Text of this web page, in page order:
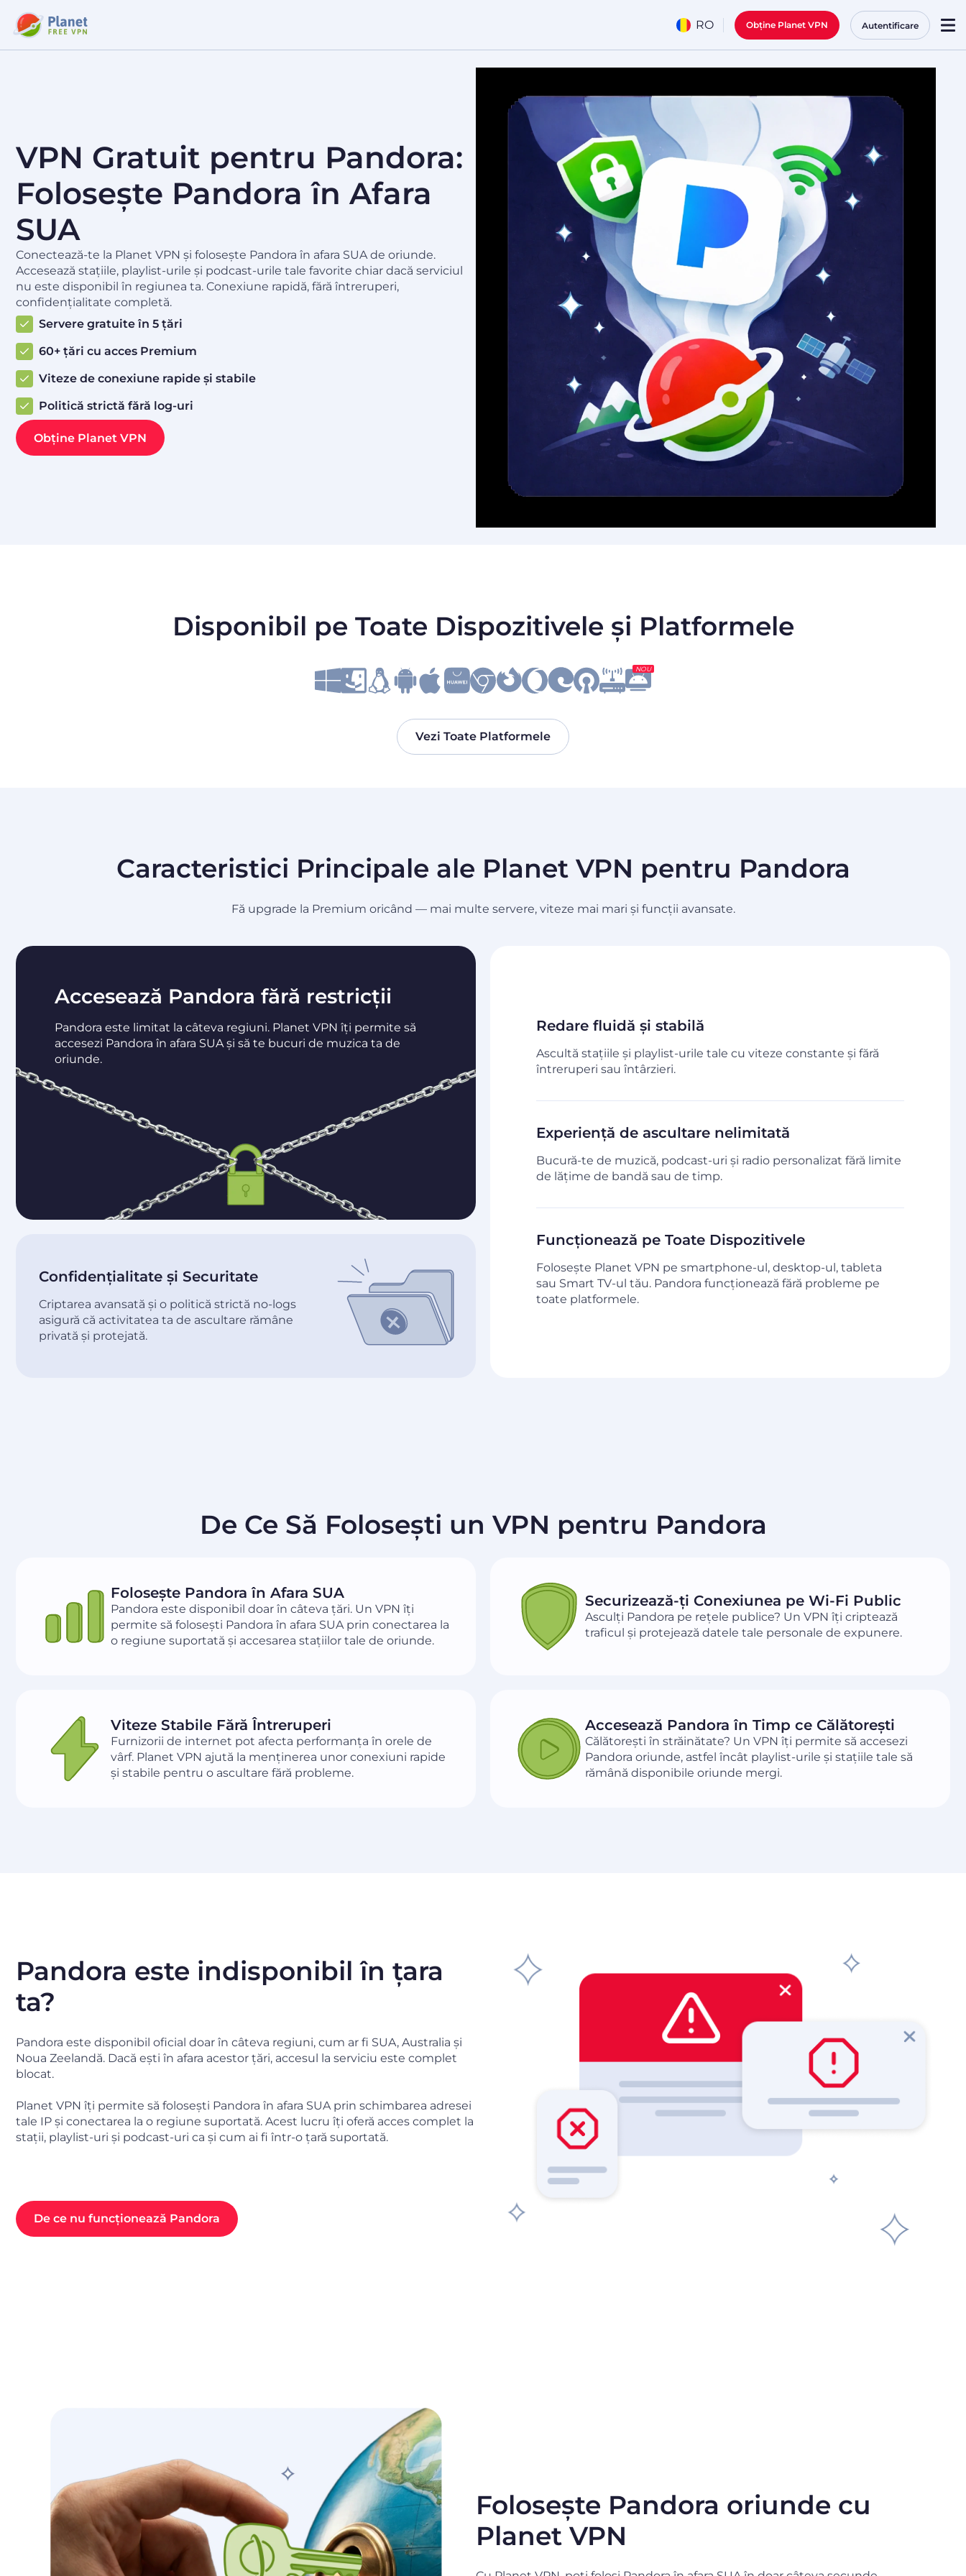
RO Obține Planet VPN Autentificare
VPN Gratuit pentru Pandora:
Folosește Pandora în Afara
SUA
Conectează-te la Planet VPN și folosește Pandora în afara SUA de oriunde.
Accesează stațiile, playlist-urile și podcast-urile tale favorite chiar dacă serviciul
nu este disponibil în regiunea ta. Conexiune rapidă, fără întreruperi,
confidențialitate completă.
Servere gratuite în 5 țări
60+ țări cu acces Premium
Viteze de conexiune rapide și stabile
Politică strictă fără log-uri
Obține Planet VPN
Disponibil pe Toate Dispozitivele și Platformele
NOU
Vezi Toate Platformele
Caracteristici Principale ale Planet VPN pentru Pandora
Fă upgrade la Premium oricând — mai multe servere, viteze mai mari și funcții avansate.
Accesează Pandora fără restricții
Pandora este limitat la câteva regiuni. Planet VPN îți permite să
accesezi Pandora în afara SUA și să te bucuri de muzica ta de
oriunde.
Redare fluidă și stabilă
Ascultă stațiile și playlist-urile tale cu viteze constante și fără
întreruperi sau întârzieri.
Experiență de ascultare nelimitată
Bucură-te de muzică, podcast-uri și radio personalizat fără limite
de lățime de bandă sau de timp.
Funcționează pe Toate Dispozitivele
Folosește Planet VPN pe smartphone-ul, desktop-ul, tableta
sau Smart TV-ul tău. Pandora funcționează fără probleme pe
toate platformele.
Confidențialitate și Securitate
Criptarea avansată și o politică strictă no-logs
asigură că activitatea ta de ascultare rămâne
privată și protejată.
De Ce Să Folosești un VPN pentru Pandora
Folosește Pandora în Afara SUA
Pandora este disponibil doar în câteva țări. Un VPN îți
permite să folosești Pandora în afara SUA prin conectarea la
o regiune suportată și accesarea stațiilor tale de oriunde.
Securizează-ți Conexiunea pe Wi-Fi Public
Asculți Pandora pe rețele publice? Un VPN îți criptează
traficul și protejează datele tale personale de expunere.
Viteze Stabile Fără Întreruperi
Furnizorii de internet pot afecta performanța în orele de
vârf. Planet VPN ajută la menținerea unor conexiuni rapide
și stabile pentru o ascultare fără probleme.
Accesează Pandora în Timp ce Călătorești
Călătorești în străinătate? Un VPN îți permite să accesezi
Pandora oriunde, astfel încât playlist-urile și stațiile tale să
rămână disponibile oriunde mergi.
Pandora este indisponibil în țara
ta?
Pandora este disponibil oficial doar în câteva regiuni, cum ar fi SUA, Australia și
Noua Zeelandă. Dacă ești în afara acestor țări, accesul la serviciu este complet
blocat.
Planet VPN îți permite să folosești Pandora în afara SUA prin schimbarea adresei
tale IP și conectarea la o regiune suportată. Acest lucru îți oferă acces complet la
stații, playlist-uri și podcast-uri ca și cum ai fi într-o țară suportată.
De ce nu funcționează Pandora
Folosește Pandora oriunde cu
Planet VPN